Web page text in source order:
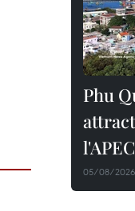
Phu
05/08/